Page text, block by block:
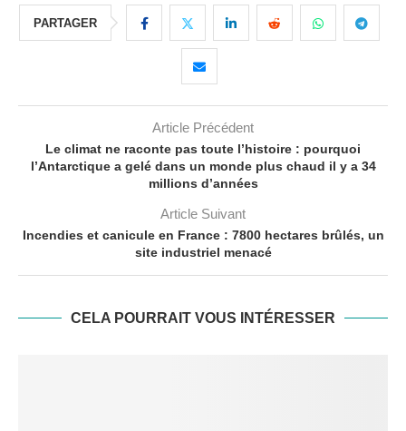
PARTAGER
Article Précédent
Le climat ne raconte pas toute l’histoire : pourquoi
l’Antarctique a gelé dans un monde plus chaud il y a 34
millions d’années
Article Suivant
Incendies et canicule en France : 7800 hectares brûlés, un
site industriel menacé
CELA POURRAIT VOUS INTÉRESSER